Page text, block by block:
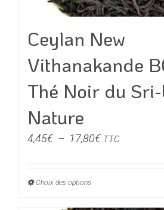
Ceylan New
Vithanakande
Thé Noir du
Nature
4,45€ – 17,80€Plage
prix :
TTC
Choix des optionsCe